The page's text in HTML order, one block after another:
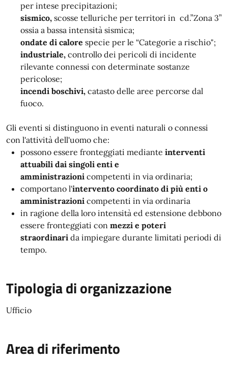
per intese precipitazioni;
sismico, scosse telluriche per territori in cd.”Zona 3”
ossia a bassa intensità sismica;
ondate di calore specie per le “Categorie a rischio";
industriale, controllo dei pericoli di incidente
rilevante connessi con determinate sostanze
pericolose;
incendi boschivi, catasto delle aree percorse dal
fuoco.
Gli eventi si distinguono in eventi naturali o connessi
con l'attività dell'uomo che:
possono essere fronteggiati mediante interventi
attuabili dai singoli enti e
amministrazioni competenti in via ordinaria;
comportano l'intervento coordinato di più enti o
amministrazioni competenti in via ordinaria
in ragione della loro intensità ed estensione debbono
essere fronteggiati con mezzi e poteri
straordinari da impiegare durante limitati periodi di
tempo.
Tipologia di organizzazione
Ufficio
Area di riferimento